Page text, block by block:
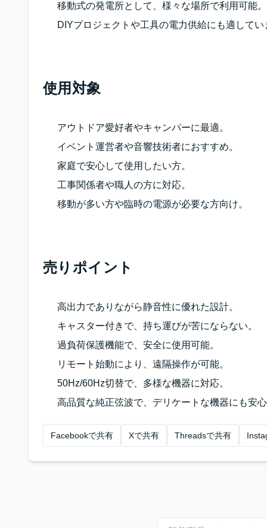
移動式の発電所として、様々な場所で利用可能。
DIYプロジェクトや工具の電力供給にも適してい
使用対象
アウトドア愛好者やキャンパーに最適。
イベント運営者や音響技術者におすすめ。
家庭で安心して使用したい方。
工事関係者や職人の方に対応。
移動が多い方や臨時の電源が必要な方向け。
売りポイント
高出力でありながら静音性に優れた設計。
キャスター付きで、持ち運びが苦にならない。
過負荷保護機能で、安全に使用可能。
リモート始動により、遠隔操作が可能。
50Hz/60Hz切替で、多様な機器に対応。
高品質な純正弦波で、デリケートな機器にも安
Facebookで共有 Xで共有 Threadsで共有